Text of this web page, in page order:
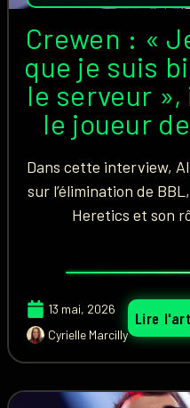
Crewen : «
que je suis
le serveur
le joueur
Dans cette interview,
sur l’élimination de
Heretics et son
13 mai, 2026
Cyrielle Marcilly
Lire